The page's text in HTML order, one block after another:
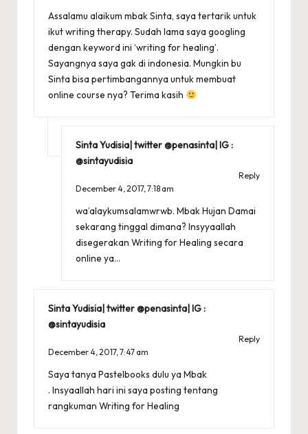
Assalamu alaikum mbak Sinta, saya tertarik untuk
ikut writing therapy. Sudah lama saya googling
dengan keyword ini ‘writing for healing’.
Sayangnya saya gak di indonesia. Mungkin bu
Sinta bisa pertimbangannya untuk membuat
online course nya? Terima kasih
Sinta Yudisia| twitter @penasinta| IG :
@sintayudisia
Reply
December 4, 2017, 7:18 am
wa’alaykumsalamwrwb. Mbak Hujan Damai
sekarang tinggal dimana? Insyyaallah
disegerakan Writing for Healing secara
online ya…
Sinta Yudisia| twitter @penasinta| IG :
@sintayudisia
Reply
December 4, 2017, 7:47 am
Saya tanya Pastelbooks dulu ya Mbak
. Insyaallah hari ini saya posting tentang
rangkuman Writing for Healing